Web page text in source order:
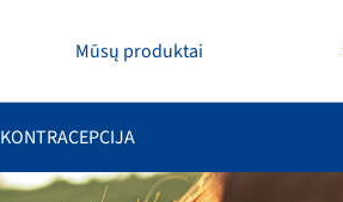
Mūsų produktai
KONTRACEPCIJA